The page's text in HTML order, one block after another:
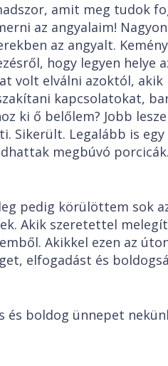
amit meg tudok
az angyalaim!
az angyalt.
hogy legyen helye
volt elválni azoktól,
kapcsolatokat,
ki ő belőlem? Jobb
Sikerült. Legalább is
megbúvó porcicák.
pedig körülöttem sok
Akik szeretettel
Akikkel ezen az
elfogadást és
és boldog ünnepet